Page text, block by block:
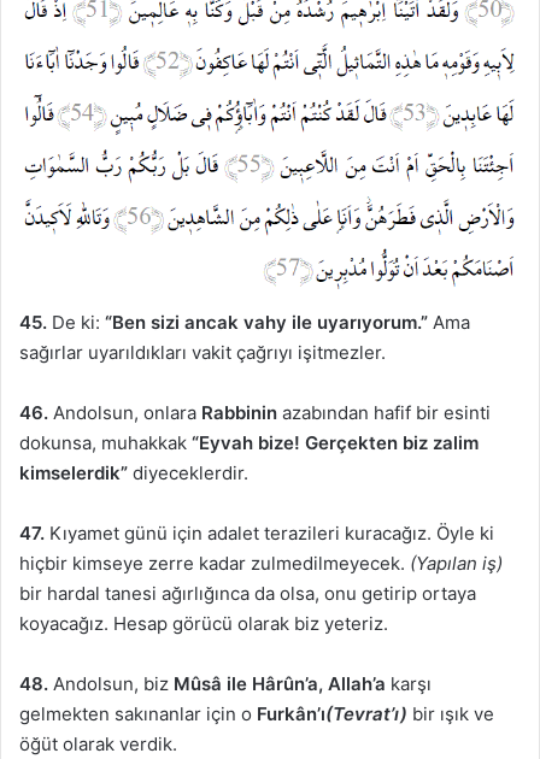
45. De ki: “Ben sizi ancak vahy ile uyarıyorum.” Ama
sağırlar uyarıldıkları vakit çağrıyı işitmezler.
46. Andolsun, onlara Rabbinin azabından hafif bir esinti
dokunsa, muhakkak “Eyvah bize! Gerçekten biz zalim
kimselerdik” diyeceklerdir.
47. Kıyamet günü için adalet terazileri kuracağız. Öyle ki
hiçbir kimseye zerre kadar zulmedilmeyecek. (Yapılan iş)
bir hardal tanesi ağırlığınca da olsa, onu getirip ortaya
koyacağız. Hesap görücü olarak biz yeteriz.
48. Andolsun, biz Mûsâ ile Hârûn’a, Allah’a karşı
gelmekten sakınanlar için o Furkân’ı(Tevrat’ı) bir ışık ve
öğüt olarak verdik.